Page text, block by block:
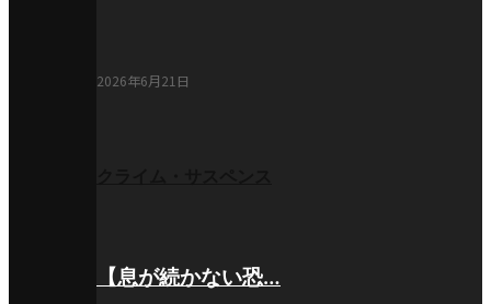
2026年6月21日
【息が続かない恐…